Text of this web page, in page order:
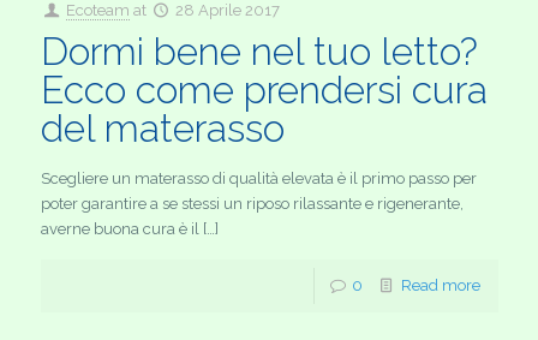
Ecoteam at 28 Aprile 2017
Dormi bene nel tuo letto?
Ecco come prendersi cura
del materasso
Scegliere un materasso di qualità elevata è il primo passo per
poter garantire a se stessi un riposo rilassante e rigenerante,
averne buona cura è il […]
0 Read more